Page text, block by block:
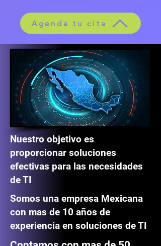
Agenda tu cita
Nuestro objetivo es
proporcionar soluciones
efectivas para las necesidades
de TI
Somos una empresa Mexicana
con mas de 10 años de
experiencia en soluciones de TI